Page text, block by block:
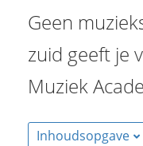
Geen
zuid geeft je
Muziek
Inhoudsopgave